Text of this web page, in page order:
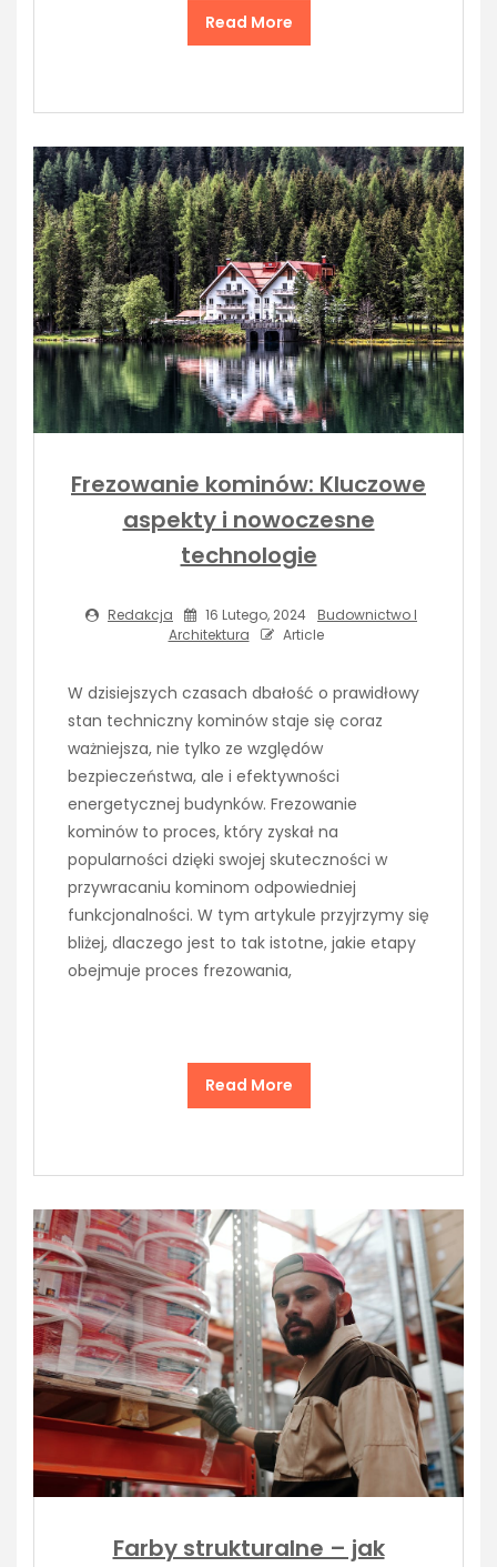
Read More
Frezowanie kominów: Kluczowe
aspekty i nowoczesne
technologie
Redakcja 16 Lutego, 2024
Budownictwo I
Architektura
Article
W dzisiejszych czasach dbałość o prawidłowy
stan techniczny kominów staje się coraz
ważniejsza, nie tylko ze względów
bezpieczeństwa, ale i efektywności
energetycznej budynków. Frezowanie
kominów to proces, który zyskał na
popularności dzięki swojej skuteczności w
przywracaniu kominom odpowiedniej
funkcjonalności. W tym artykule przyjrzymy się
bliżej, dlaczego jest to tak istotne, jakie etapy
obejmuje proces frezowania,
Read More
Farby strukturalne – jak